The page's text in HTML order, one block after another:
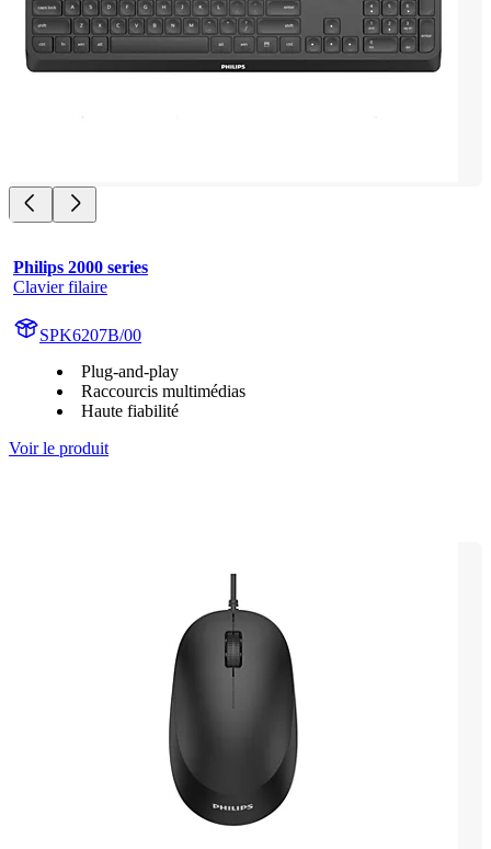
Philips 2000 series
Clavier filaire
SPK6207B/00
Plug-and-play
Raccourcis multimédias
Haute fiabilité
Voir le produit